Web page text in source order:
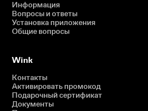
Информация
Вопросы и ответы
Установка приложения
Общие вопросы
Wink
Контакты
Активировать промокод
Подарочный сертификат
Документы